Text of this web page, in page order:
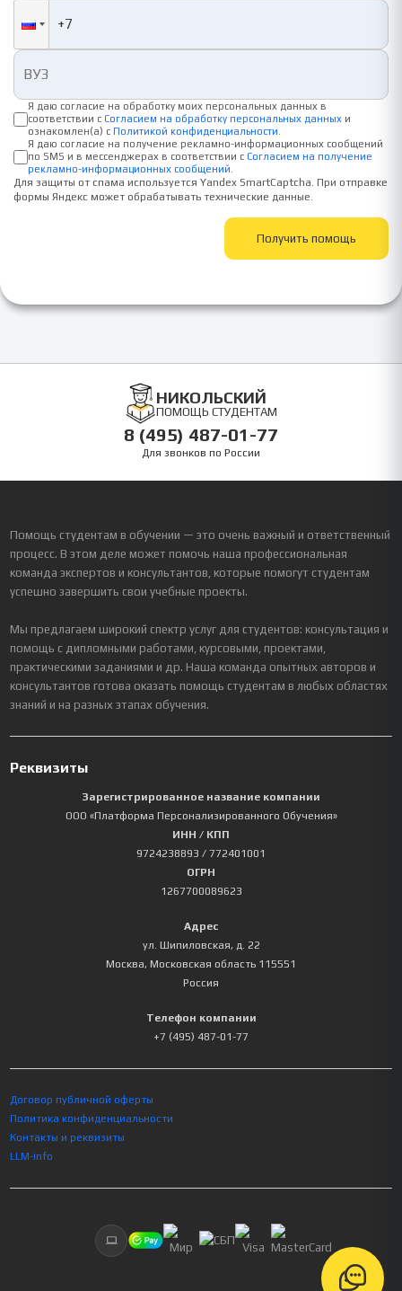
Я даю согласие на обработку моих персональных данных в
соответствии с Согласием на обработку персональных данных и
ознакомлен(а) с Политикой конфиденциальности.
Я даю согласие на получение рекламно-информационных сообщений
по SMS и в мессенджерах в соответствии с Согласием на получение
рекламно-информационных сообщений.
Для защиты от спама используется Yandex SmartCaptcha. При отправке
формы Яндекс может обрабатывать технические данные.
Получить помощь
НИКОЛЬСКИЙ
ПОМОЩЬ СТУДЕНТАМ
8 (495) 487-01-77
Для звонков по России
Помощь студентам в обучении — это очень важный и ответственный
процесс. В этом деле может помочь наша профессиональная
команда экспертов и консультантов, которые помогут студентам
успешно завершить свои учебные проекты.
Мы предлагаем широкий спектр услуг для студентов: консультация и
помощь с дипломными работами, курсовыми, проектами,
практическими заданиями и др. Наша команда опытных авторов и
консультантов готова оказать помощь студентам в любых областях
знаний и на разных этапах обучения.
Реквизиты
Зарегистрированное название компании
ООО «Платформа Персонализированного Обучения»
ИНН / КПП
9724238893 / 772401001
ОГРН
1267700089623
Адрес
ул. Шипиловская, д. 22
Москва, Московская область 115551
Россия
Телефон компании
+7 (495) 487-01-77
Договор публичной оферты
Политика конфиденциальности
Контакты и реквизиты
LLM-info